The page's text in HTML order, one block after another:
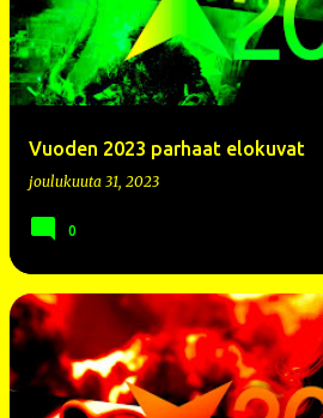
s
t
Vuoden 2023 parhaat elokuvat
joulukuuta 31, 2023
0